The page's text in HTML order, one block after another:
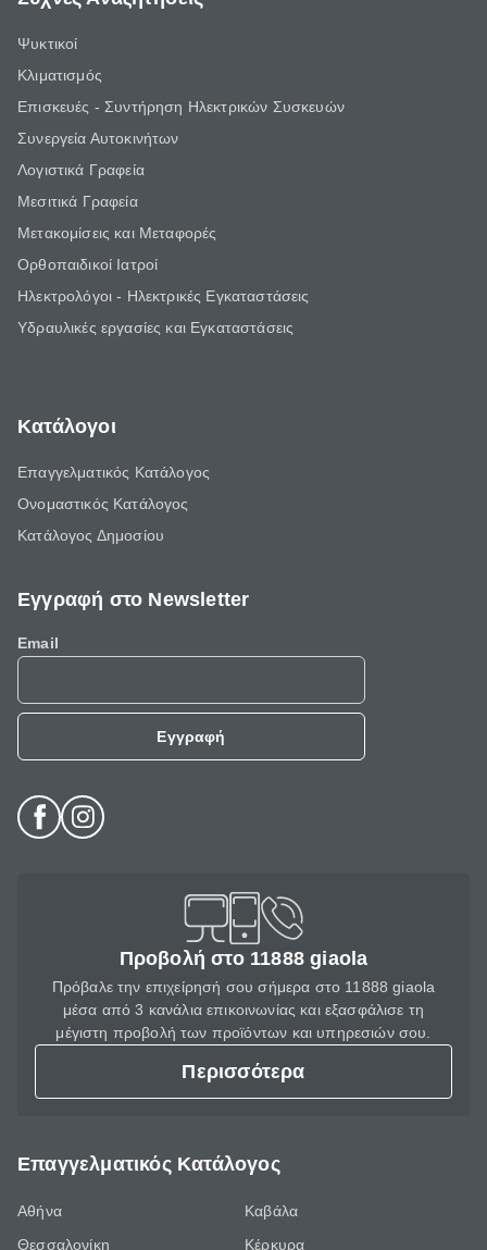
Ψυκτικοί
Κλιματισμός
Επισκευές - Συντήρηση Ηλεκτρικών Συσκευών
Συνεργεία Αυτοκινήτων
Λογιστικά Γραφεία
Μεσιτικά Γραφεία
Μετακομίσεις και Μεταφορές
Ορθοπαιδικοί Ιατροί
Ηλεκτρολόγοι - Ηλεκτρικές Εγκαταστάσεις
Υδραυλικές εργασίες και Εγκαταστάσεις
Κατάλογοι
Επαγγελματικός Κατάλογος
Ονομαστικός Κατάλογος
Κατάλογος Δημοσίου
Εγγραφή στο Newsletter
Email
Εγγραφή
Προβολή στο 11888 giaola
Πρόβαλε την επιχείρησή σου σήμερα στο 11888 giaola
μέσα από 3 κανάλια επικοινωνίας και εξασφάλισε τη
μέγιστη προβολή των προϊόντων και υπηρεσιών σου.
Περισσότερα
Επαγγελματικός Κατάλογος
Αθήνα
Θεσσαλονίκη
Καβάλα
Κέρκυρα